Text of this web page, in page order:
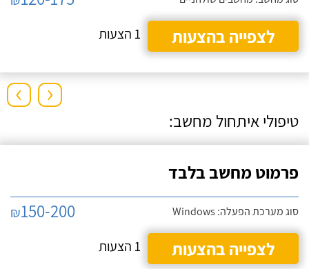
לצפייה בהצעות
1 הצעות
› ‹
טיפולי איתחול מחשב:
פרמוט מחשב בלבד
סוג מערכת הפעלה: Windows ₪150-200
לצפייה בהצעות
1 הצעות